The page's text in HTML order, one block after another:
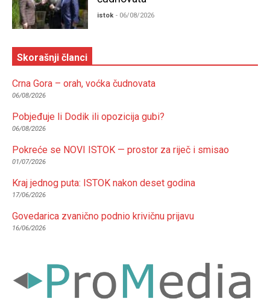
istok - 06/08/2026
Skorašnji članci
Crna Gora – orah, voćka čudnovata
06/08/2026
Pobjeđuje li Dodik ili opozicija gubi?
06/08/2026
Pokreće se NOVI ISTOK — prostor za riječ i smisao
01/07/2026
Kraj jednog puta: ISTOK nakon deset godina
17/06/2026
Govedarica zvanično podnio krivičnu prijavu
16/06/2026